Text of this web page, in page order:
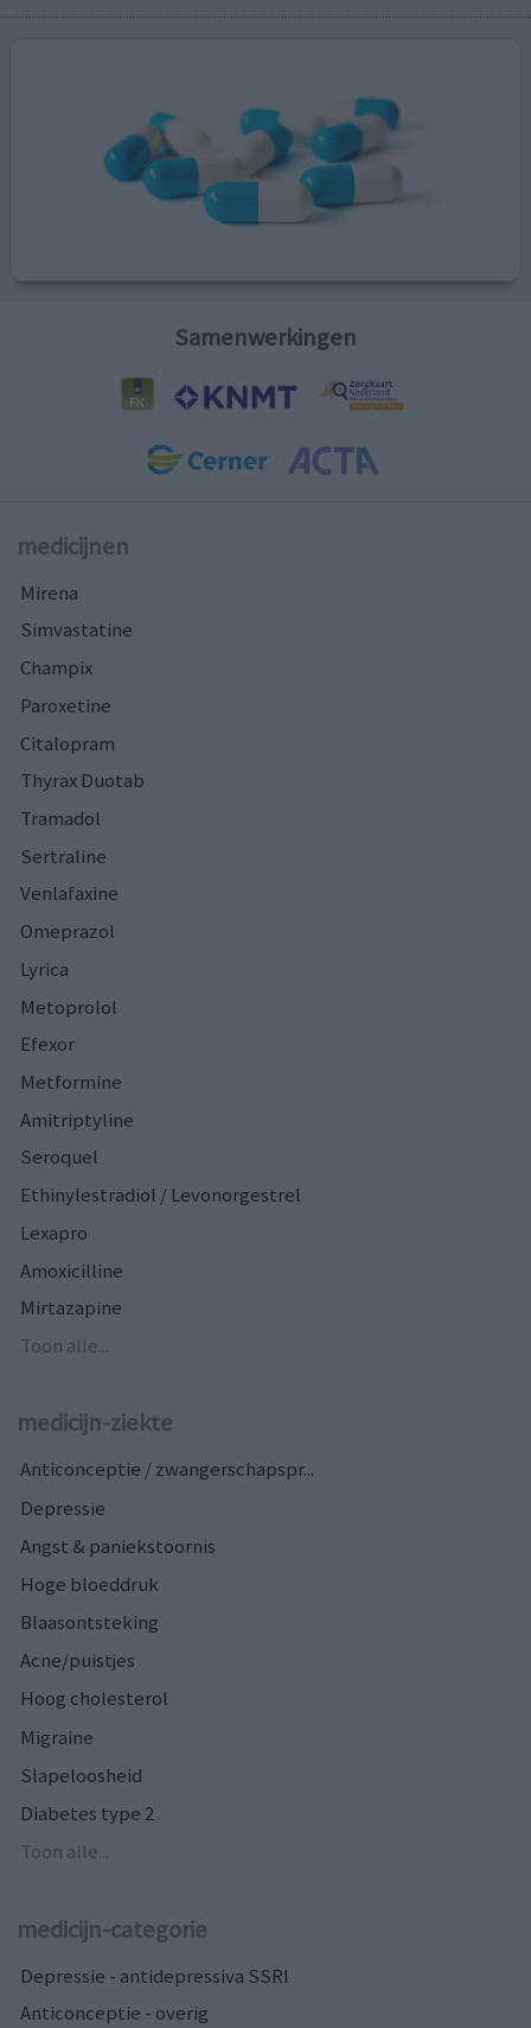
Samenwerkingen
medicijnen
Mirena
Simvastatine
Champix
Paroxetine
Citalopram
Thyrax Duotab
Tramadol
Sertraline
Venlafaxine
Omeprazol
Lyrica
Metoprolol
Efexor
Metformine
Amitriptyline
Seroquel
Ethinylestradiol / Levonorgestrel
Lexapro
Amoxicilline
Mirtazapine
Toon alle...
medicijn-ziekte
Anticonceptie / zwangerschapspr...
Depressie
Angst & paniekstoornis
Hoge bloeddruk
Blaasontsteking
Acne/puistjes
Hoog cholesterol
Migraine
Slapeloosheid
Diabetes type 2
Toon alle...
medicijn-categorie
Depressie - antidepressiva SSRI
Anticonceptie - overig